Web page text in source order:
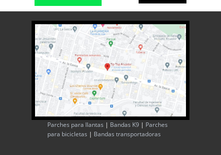
Parches para llantas | Bandas K9 | Parches
para bicicletas | Bandas transportadoras